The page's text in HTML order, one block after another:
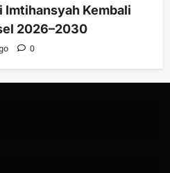
Imtihansyah Kembali
2026–2030
0